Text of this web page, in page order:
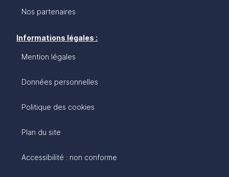
Nos partenaires
Informations légales :
Mention légales
Données personnelles
Politique des cookies
Plan du site
Accessibilité : non conforme